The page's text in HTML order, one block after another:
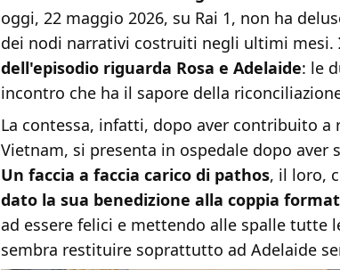
oggi, 22 maggio 2026, su Rai 1, non ha
dei nodi narrativi costruiti negli ultimi mesi.
dell'episodio riguarda Rosa e Adelaide: le
incontro che ha il sapore della
La contessa, infatti, dopo aver contribuito a
Vietnam, si presenta in ospedale dopo aver
Un faccia a faccia carico di pathos, il loro,
dato la sua benedizione alla coppia
ad essere felici e mettendo alle spalle tutte
sembra restituire soprattutto ad Adelaide